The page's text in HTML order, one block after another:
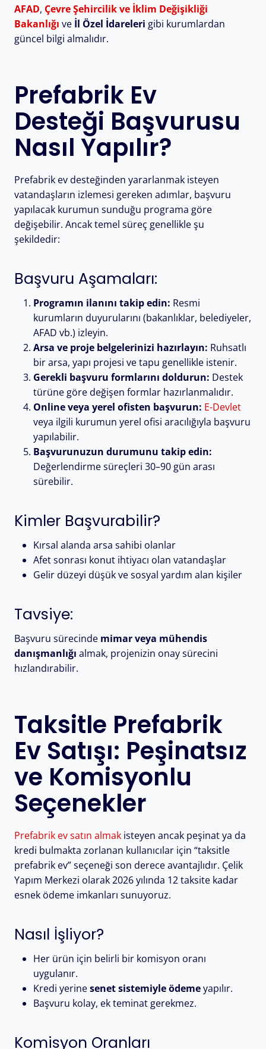
AFAD, Çevre Şehircilik ve İklim Değişikliği
Bakanlığı ve İl Özel İdareleri gibi kurumlardan
güncel bilgi almalıdır.
Prefabrik Ev
Desteği Başvurusu
Nasıl Yapılır?
Prefabrik ev desteğinden yararlanmak isteyen
vatandaşların izlemesi gereken adımlar, başvuru
yapılacak kurumun sunduğu programa göre
değişebilir. Ancak temel süreç genellikle şu
şekildedir:
Başvuru Aşamaları:
Programın ilanını takip edin: Resmi
kurumların duyurularını (bakanlıklar, belediyeler,
AFAD vb.) izleyin.
Arsa ve proje belgelerinizi hazırlayın: Ruhsatlı
bir arsa, yapı projesi ve tapu genellikle istenir.
Gerekli başvuru formlarını doldurun: Destek
türüne göre değişen formlar hazırlanmalıdır.
Online veya yerel ofisten başvurun: E-Devlet
veya ilgili kurumun yerel ofisi aracılığıyla başvuru
yapılabilir.
Başvurunuzun durumunu takip edin:
Değerlendirme süreçleri 30–90 gün arası
sürebilir.
Kimler Başvurabilir?
Kırsal alanda arsa sahibi olanlar
Afet sonrası konut ihtiyacı olan vatandaşlar
Gelir düzeyi düşük ve sosyal yardım alan kişiler
Tavsiye:
Başvuru sürecinde mimar veya mühendis
danışmanlığı almak, projenizin onay sürecini
hızlandırabilir.
Taksitle Prefabrik
Ev Satışı: Peşinatsız
ve Komisyonlu
Seçenekler
Prefabrik ev satın almak isteyen ancak peşinat ya da
kredi bulmakta zorlanan kullanıcılar için “taksitle
prefabrik ev” seçeneği son derece avantajlıdır. Çelik
Yapım Merkezi olarak 2026 yılında 12 taksite kadar
esnek ödeme imkanları sunuyoruz.
Nasıl İşliyor?
Her ürün için belirli bir komisyon oranı
uygulanır.
Kredi yerinesenet sistemiyle ödemeyapılır.
Başvuru kolay, ek teminat gerekmez.
Komisyon Oranları